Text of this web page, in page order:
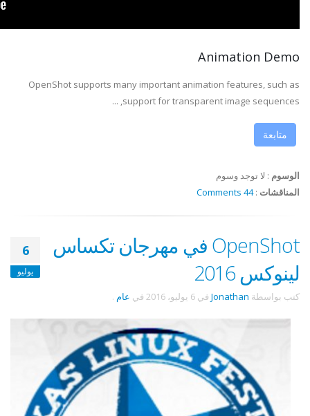
Animation Demo
OpenShot supports many important animation features, such as
support for transparent image sequences, ...
متابعة
الوسوم : لا توجد وسوم
المناقشات :
44 Comments
6
يوليو
OpenShot في مهرجان تكساس
لينوكس 2016
كتب بواسطة Jonathan في 6 يوليو، 2016 في عام .